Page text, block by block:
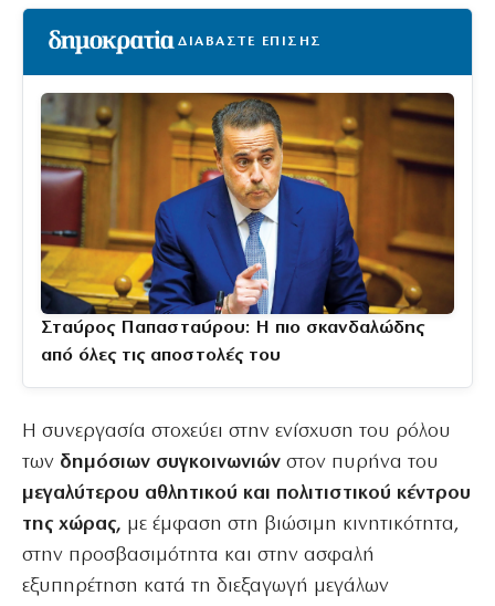
ΔΙΑΒΑΣΤΕ ΕΠΙΣΗΣ
Σταύρος Παπασταύρου: Η πιο σκανδαλώδης
από όλες τις αποστολές του
Η συνεργασία στοχεύει στην ενίσχυση του ρόλου
των δημόσιων συγκοινωνιών στον πυρήνα του
μεγαλύτερου αθλητικού και πολιτιστικού κέντρου
της χώρας, με έμφαση στη βιώσιμη κινητικότητα,
στην προσβασιμότητα και στην ασφαλή
εξυπηρέτηση κατά τη διεξαγωγή μεγάλων